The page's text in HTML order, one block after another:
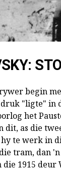
begin
"ligte" in
het
dit, as die
te werk in
tram, dan
1915 deur